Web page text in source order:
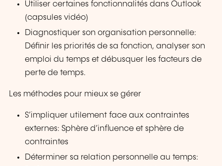
Utiliser certaines fonctionnalités dans Outlook
(capsules vidéo)
Diagnostiquer son organisation personnelle:
Définir les priorités de sa fonction, analyser son
emploi du temps et débusquer les facteurs de
perte de temps.
Les méthodes pour mieux se gérer
S’impliquer utilement face aux contraintes
externes: Sphère d’influence et sphère de
contraintes
Déterminer sa relation personnelle au temps: